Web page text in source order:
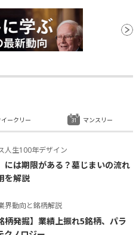
人生100年デザイン
には期限がある？墓じまいの流れ
を解説
界動向と銘柄解説
柄発掘】業績上振れ5銘柄、パラ
イークリー マンスリー